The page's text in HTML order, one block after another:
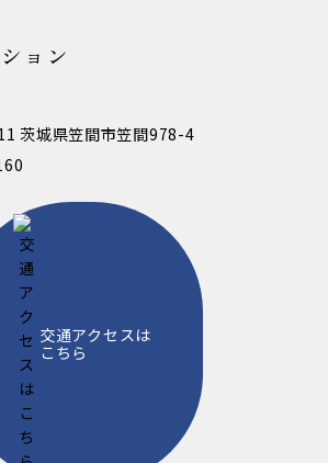
ョン
茨城県笠間市笠間978-4
交通アクセスは
こちら